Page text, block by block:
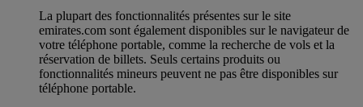
La plupart des fonctionnalités présentes sur le site
emirates.com sont également disponibles sur le navigateur de
votre téléphone portable, comme la recherche de vols et la
réservation de billets. Seuls certains produits ou
fonctionnalités mineurs peuvent ne pas être disponibles sur
téléphone portable.